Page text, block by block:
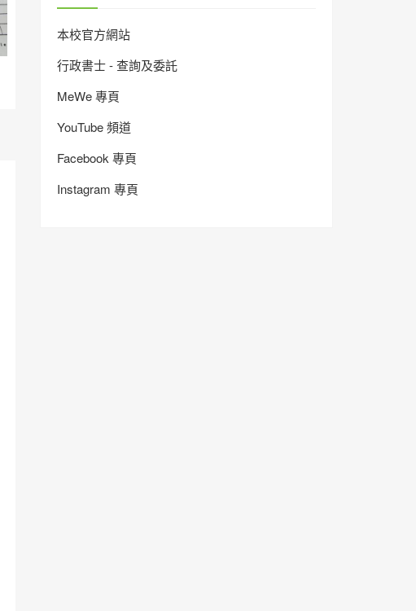
本校官方網站
行政書士 - 查詢及委託
MeWe 專頁
YouTube 頻道
Facebook 專頁
Instagram 專頁